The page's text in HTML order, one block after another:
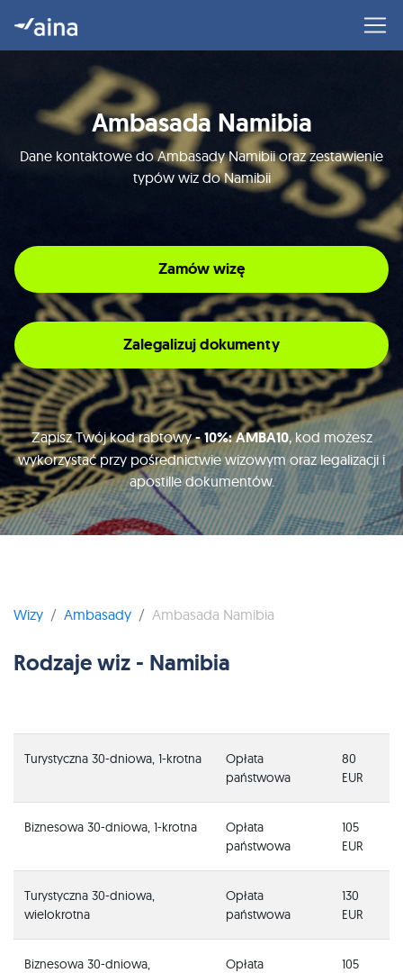
Ambasada Namibia
Dane kontaktowe do Ambasady Namibii oraz zestawienie
typów wiz do Namibii
Zamów wizę
Zalegalizuj dokumenty
Zapisz Twój kod rabtowy- 10%: AMBA10, kod możesz
wykorzystać przy pośrednictwie wizowym oraz legalizacji i
apostille dokumentów.
Wizy Ambasady Ambasada Namibia
Rodzaje wiz - Namibia
Turystyczna 30-dniowa, 1-krotna
Opłata
państwowa
80
EUR
Biznesowa 30-dniowa, 1-krotna
Opłata
państwowa
105
EUR
Turystyczna 30-dniowa,
wielokrotna
Opłata
państwowa
130
EUR
Biznesowa 30-dniowa,
Opłata
105